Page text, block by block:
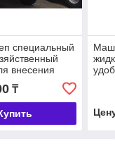
специальный
внесения
₸